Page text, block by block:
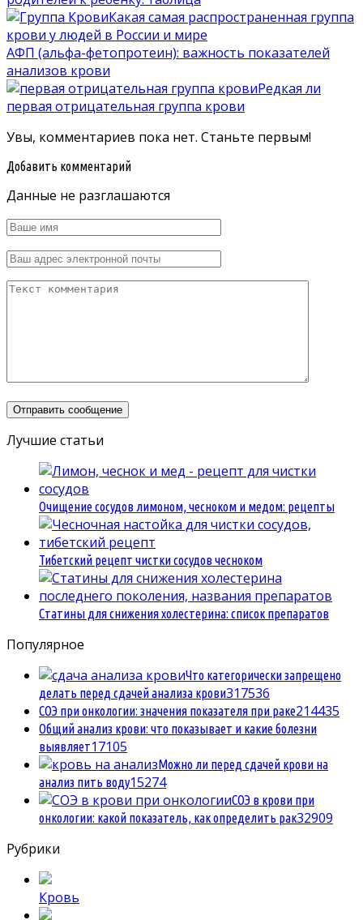
Какая самая распространенная группа
крови у людей в России и мире
АФП (альфа-фетопротеин): важность показателей
анализов крови
Редкая ли
первая отрицательная группа крови
Увы, комментариев пока нет. Станьте первым!
Добавить комментарий
Данные не разглашаются
Лучшие статьи
Очищение сосудов лимоном, чесноком и медом: рецепты
Тибетский рецепт чистки сосудов чесноком
Статины для снижения холестерина: список препаратов
Популярное
Что категорически запрещено
делать перед сдачей анализа крови317536
СОЭ при онкологии: значения показателя при раке214435
Общий анализ крови: что показывает и какие болезни
выявляет17105
Можно ли перед сдачей крови на
анализ пить воду15274
СОЭ в крови при
онкологии: какой показатель, как определить рак32909
Рубрики
Кровь